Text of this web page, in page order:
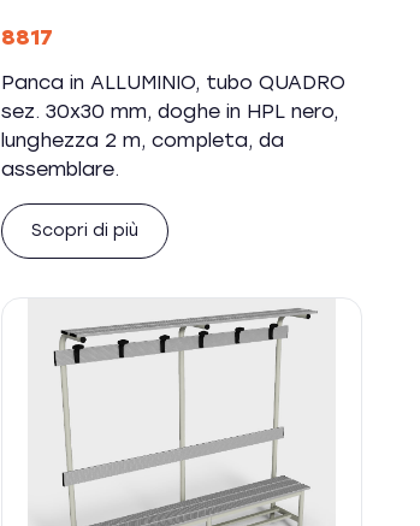
8817
Panca in ALLUMINIO, tubo QUADRO
sez. 30x30 mm, doghe in HPL nero,
lunghezza 2 m, completa, da
assemblare.
Scopri di più